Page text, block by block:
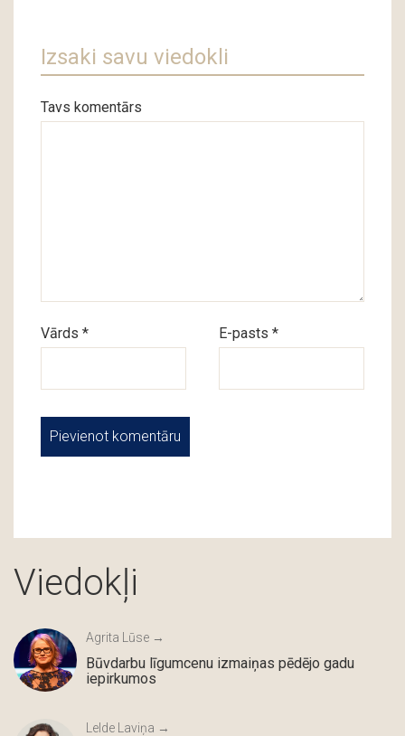
Izsaki savu viedokli
Tavs komentārs
Vārds * E-pasts *
Viedokļi
Agrita Lūse →
Būvdarbu līgumcenu izmaiņas pēdējo gadu
iepirkumos
Lelde Laviņa →